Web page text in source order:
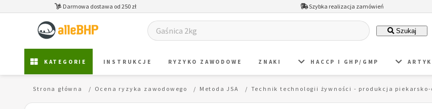
Darmowa dostawa od 250 zł Szybka realizacja zamówień
Szukaj
KATEGORIE INSTRUKCJE RYZYKO ZAWODOWE ZNAKI HACCP I GHP/GMP
Strona główna Ocena ryzyka zawodowego Metoda JSA Technik technologii żywności - produkcja